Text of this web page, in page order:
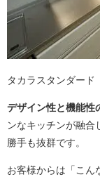
タカラスタンダード
デザイン性と機能性
ンなキッチンが融合
勝手も抜群です。
お客様からは「こん